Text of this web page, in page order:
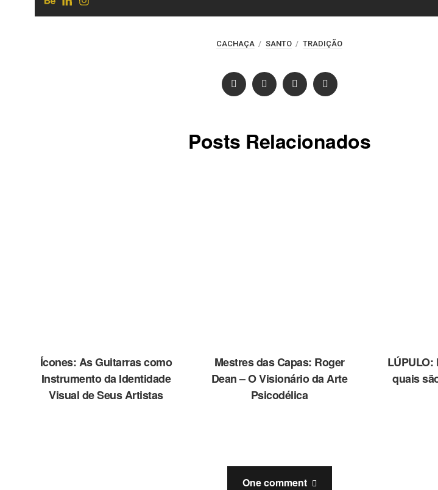
CACHAÇA SANTO TRADIÇÃO
Posts Relacionados
Ícones: As Guitarras como
Instrumento da Identidade
Visual de Seus Artistas
Mestres das Capas: Roger
Dean – O Visionário da Arte
Psicodélica
LÚPULO:
quais
One comment